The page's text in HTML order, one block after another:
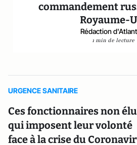
commandement
Royaume-
Rédaction
1 min de lecture
URGENCE SANITAIRE
Ces fonctionnaires non
qui imposent leur volonté
face à la crise du